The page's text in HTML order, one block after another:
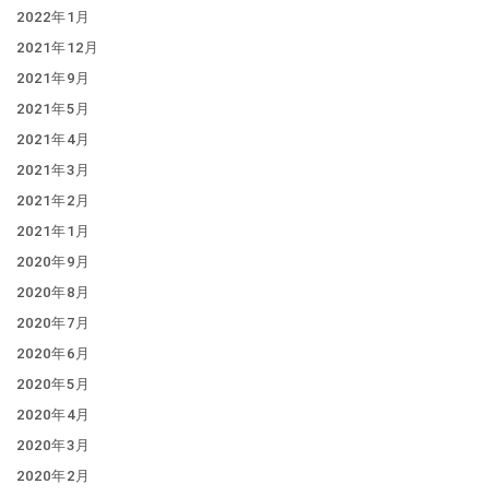
2022年1月
2021年12月
2021年9月
2021年5月
2021年4月
2021年3月
2021年2月
2021年1月
2020年9月
2020年8月
2020年7月
2020年6月
2020年5月
2020年4月
2020年3月
2020年2月